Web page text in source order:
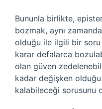
Bununla birlikte,
bozmak, aynı
olduğu ile ilgili bir soru
karar defalarca
olan güven
kadar değişken
kalabileceği sorusunu